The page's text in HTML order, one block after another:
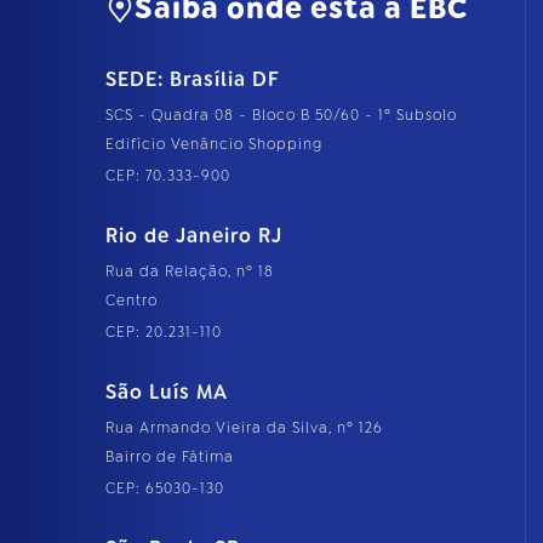
Saiba onde está a EBC
SEDE: Brasília DF
SCS - Quadra 08 - Bloco B 50/60 - 1º Subsolo
Edifício Venâncio Shopping
CEP: 70.333-900
Rio de Janeiro RJ
Rua da Relação, nº 18
Centro
CEP: 20.231-110
São Luís MA
Rua Armando Vieira da Silva, nº 126
Bairro de Fátima
CEP: 65030-130